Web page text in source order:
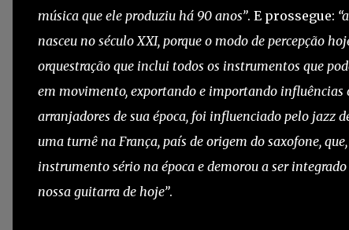
música que ele produziu há 90 anos”. E prossegue:
nasceu no século XXI, porque o modo de percepção
orquestração que inclui todos os instrumentos que
em movimento, exportando e importando
arranjadores de sua época, foi influenciado pelo jazz
uma turnê na França, país de origem do saxofone,
instrumento sério na época e demorou a ser
nossa guitarra de hoje”.